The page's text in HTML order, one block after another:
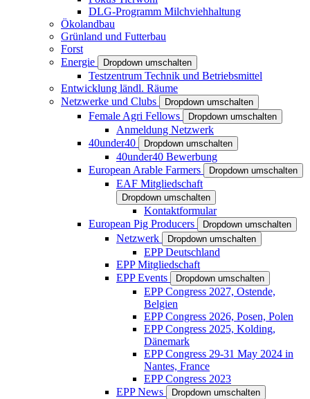
DLG-Programm Milchviehhaltung
Ökolandbau
Grünland und Futterbau
Forst
Energie
Dropdown umschalten
Testzentrum Technik und Betriebsmittel
Entwicklung ländl. Räume
Netzwerke und Clubs
Dropdown umschalten
Female Agri Fellows Dropdown umschalten
Anmeldung Netzwerk
40under40
Dropdown umschalten
40under40 Bewerbung
European Arable Farmers
Dropdown umschalten
EAF Mitgliedschaft
Dropdown umschalten
Kontaktformular
European Pig Producers
Dropdown umschalten
Netzwerk Dropdown umschalten
EPP Deutschland
EPP Mitgliedschaft
EPP Events
Dropdown umschalten
EPP Congress 2027, Ostende,
Belgien
EPP Congress 2026, Posen, Polen
EPP Congress 2025, Kolding,
Dänemark
EPP Congress 29-31 May 2024 in
Nantes, France
EPP Congress 2023
EPP News
Dropdown umschalten